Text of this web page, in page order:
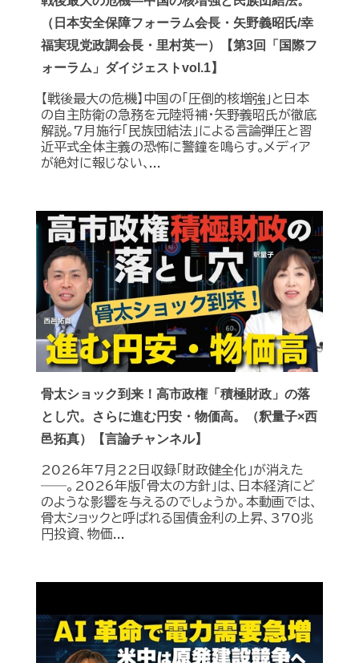
（日本安全保障フォーラム会長・矢野義昭氏/幸
福実現党政調会長・里村英一）【第3回「国際フ
ォーラム」ダイジェストvol.1】
【戦後最大の危機】中国の｢圧倒的核増強｣と日本
の自主防衛の急務を元陸将補・矢野義昭氏が徹底
解説｡7月施行｢民族団結法｣による言論弾圧と習
近平式全体主義の恐怖に警鐘を鳴らす｡メディア
が絶対に報じない､...
骨太ショック到来！高市政権「積極財政」の落
とし穴。さらに進む円安・物価高。（釈量子×西
邑拓真）【言論チャンネル】
2026年7月22日収録「財政健全化」が消えた
――。2026年版「骨太の方針」は、日本経済にど
のような影響を与えるのでしょうか。本動画では、
骨太ショックと呼ばれる国債金利の上昇、370兆
円投資、物価...